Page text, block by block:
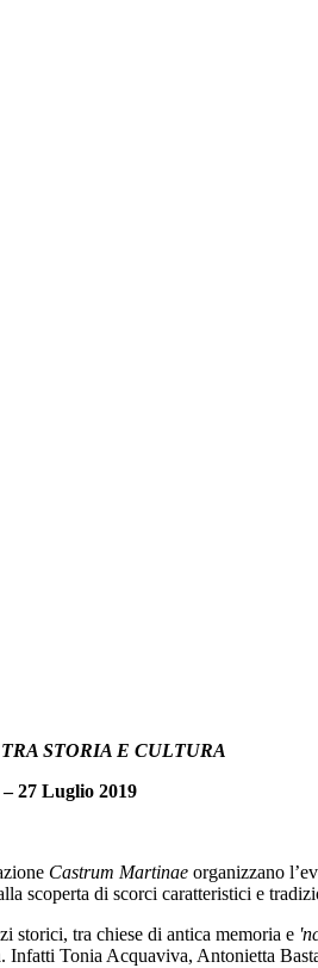
STORIA E CULTURA
27 Luglio 2019
Castrum Martinae organizzano
scoperta di scorci caratteristici e
storici, tra chiese di antica memoria e
Tonia Acquaviva, Antonietta